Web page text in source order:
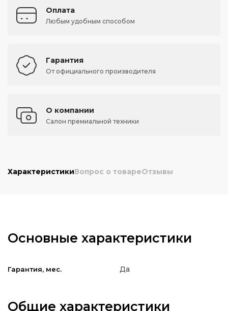
Оплата
Любым удобным способом
Гарантия
От официального производителя
О компании
Салон премиальной техники
ХарактеристикиВопрос о товареОтзывы
Основные характеристики
Гарантия, мес. Да
Общие характеристики